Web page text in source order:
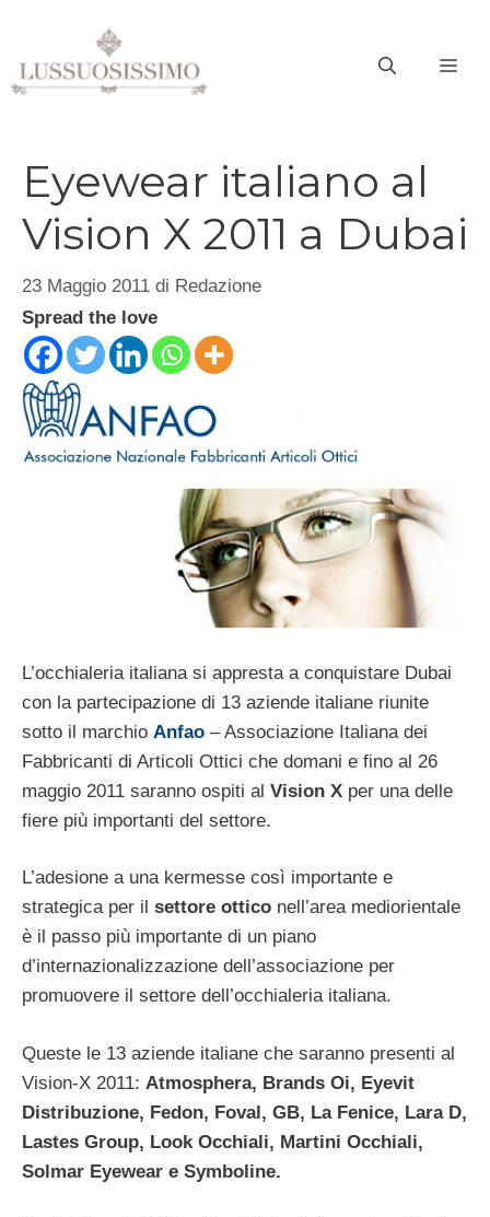
contenuto
Eyewear italiano al
Vision X 2011 a Dubai
23 Maggio 2011 di Redazione
Spread the love
L’occhialeria italiana si appresta a conquistare Dubai
con la partecipazione di 13 aziende italiane riunite
sotto il marchio Anfao – Associazione Italiana dei
Fabbricanti di Articoli Ottici che domani e fino al 26
maggio 2011 saranno ospiti al Vision X per una delle
fiere più importanti del settore.
L’adesione a una kermesse così importante e
strategica per il settore ottico nell’area mediorientale
è il passo più importante di un piano
d’internazionalizzazione dell’associazione per
promuovere il settore dell’occhialeria italiana.
Queste le 13 aziende italiane che saranno presenti al
Vision-X 2011: Atmosphera, Brands Oi, Eyevit
Distribuzione, Fedon, Foval, GB, La Fenice, Lara D,
Lastes Group, Look Occhiali, Martini Occhiali,
Solmar Eyewear e Symboline.